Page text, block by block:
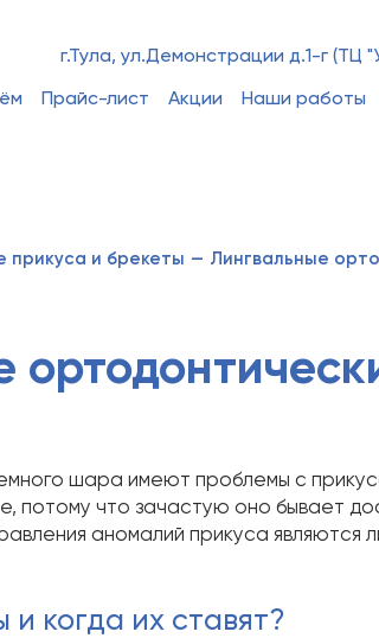
Прайс-лист Акции Наши работы
г.Тула, ул.Демонстрации д.1-г (ТЦ
прикуса и брекеты — Лингвальные
шара имеют проблемы с
потому что зачастую оно бывает
аномалий прикуса являются
когда их ставят?